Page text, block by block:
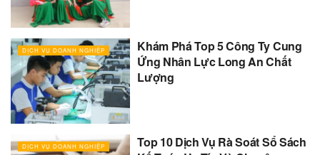
DỊCH VỤ DOANH NGHIỆP
Khám Phá Top 5 Công Ty Cung
Ứng Nhân Lực Long An Chất
Lượng
DỊCH VỤ DOANH NGHIỆP
Top 10 Dịch Vụ Rà Soát Sổ Sách